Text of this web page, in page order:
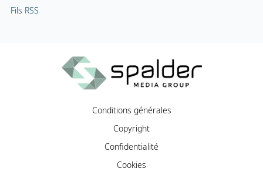
Fils RSS
Conditions générales
Copyright
Confidentialité
Cookies